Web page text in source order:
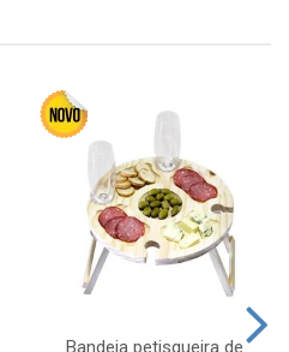
Bandeja petisqueira de